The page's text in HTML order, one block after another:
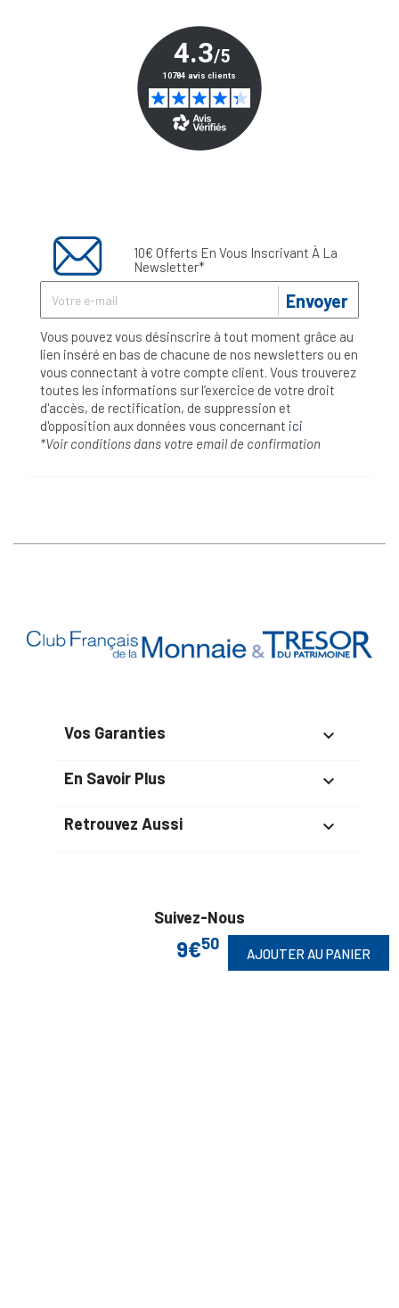
9€50
AJOUTER AU PANIER
10€ Offerts En Vous Inscrivant À La
Newsletter*
Envoyer
Vous pouvez vous désinscrire à tout moment grâce au
lien inséré en bas de chacune de nos newsletters ou en
vous connectant à votre compte client. Vous trouverez
toutes les informations sur l’exercice de votre droit
d'accès, de rectification, de suppression et
d'opposition aux données vous concernant ici
*Voir conditions dans votre email de confirmation
Vos Garanties 
En Savoir Plus 
Retrouvez Aussi 
Suivez-Nous